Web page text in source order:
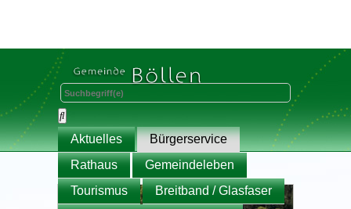
Aktuelles
Bürgerservice
Rathaus
Gemeindeleben
Tourismus
Breitband / Glasfaser